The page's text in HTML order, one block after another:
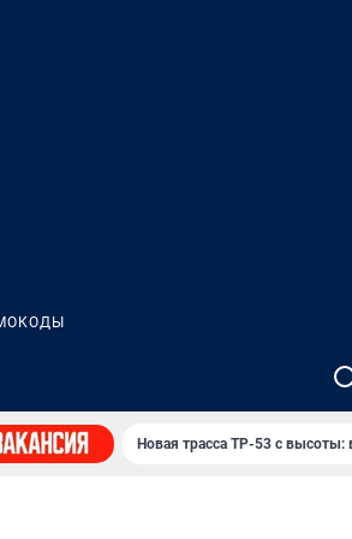
Новая трасса ТР-53 с высоты: